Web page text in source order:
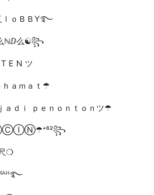
ｌｏＢＢY࿐
ℕⅅ么☯꧂
E N ツ
ｈａｍａｔ☂
ａｄｉ ｐｅｎｏｎｔｏｎツ☂
❍